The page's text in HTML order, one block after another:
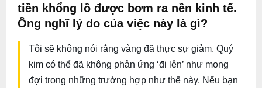
tiền khổng lồ được bơm ra nền kinh tế.
Ông nghĩ lý do của việc này là gì?
Tôi sẽ không nói rằng vàng đã thực sự giảm. Quý
kim có thể đã không phản ứng ‘đi lên’ như mong
đợi trong những trường hợp như thế này. Nếu bạn